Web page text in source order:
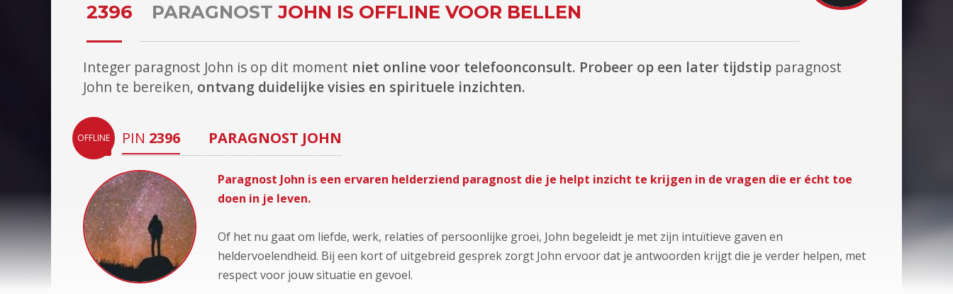
2396 PARAGNOSTJOHN IS OFFLINE VOOR BELLEN
Integer paragnost John is op dit moment niet online voor telefoonconsult. Probeer op een later tijdstip paragnost
John te bereiken, ontvang duidelijke visies en spirituele inzichten.
OFFLINE PIN 2396 PARAGNOST JOHN
Paragnost John is een ervaren helderziend paragnost die je helpt inzicht te krijgen in de vragen die er écht toe
doen in je leven.
Of het nu gaat om liefde, werk, relaties of persoonlijke groei, John begeleidt je met zijn intuïtieve gaven en
heldervoelendheid. Bij een kort of uitgebreid gesprek zorgt John ervoor dat je antwoorden krijgt die je verder helpen, met
respect voor jouw situatie en gevoel.